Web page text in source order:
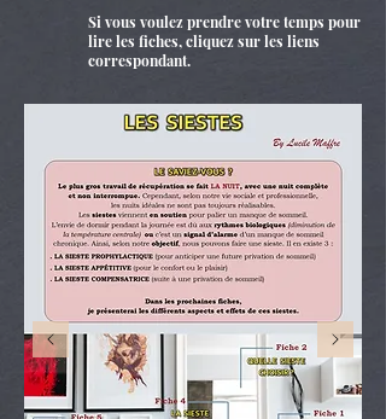
Si vous voulez prendre votre temps pour
lire les fiches, cliquez sur les liens
correspondant.